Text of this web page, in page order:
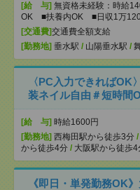
[給 与] 無資格未経験：時給
OK ■扶養内OK ■日収1万
[交通費]交通費全額支給
[勤務地] 垂水駅 / 山陽垂水駅 /
〈PC入力できればOK
装ネイル自由＃短時間
[給 与] 時給1600円
[勤務地] 西梅田駅から徒歩3分 /
から徒歩4分 / 大阪駅から徒歩4
《即日・単発勤務OK